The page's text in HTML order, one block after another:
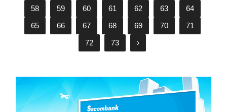
58
59 60 61 62 63
64
65
66 67 68 69 70
71
72
73 ›